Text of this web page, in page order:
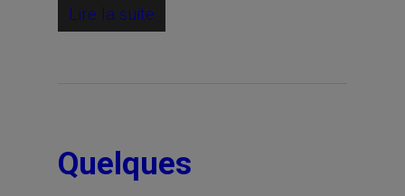
Lire la suite
Quelques